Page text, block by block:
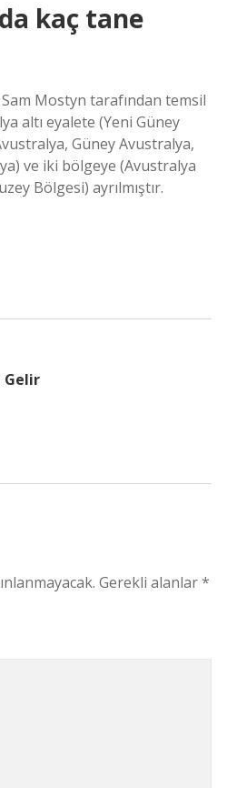
kaç tane
Mostyn tarafından temsil
altı eyalete (Yeni Güney
Güney Avustralya,
ve iki bölgeye (Avustralya
Bölgesi) ayrılmıştır.
Gelir
Gerekli alanlar*